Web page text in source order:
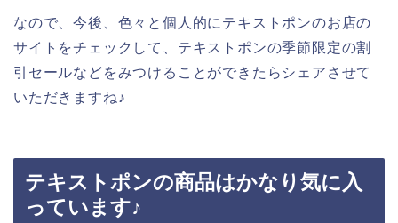
なので、今後、色々と個人的にテキストポンのお店の
サイトをチェックして、テキストポンの季節限定の割
引セールなどをみつけることができたらシェアさせて
いただきますね♪
テキストポンの商品はかなり気に入
っています♪